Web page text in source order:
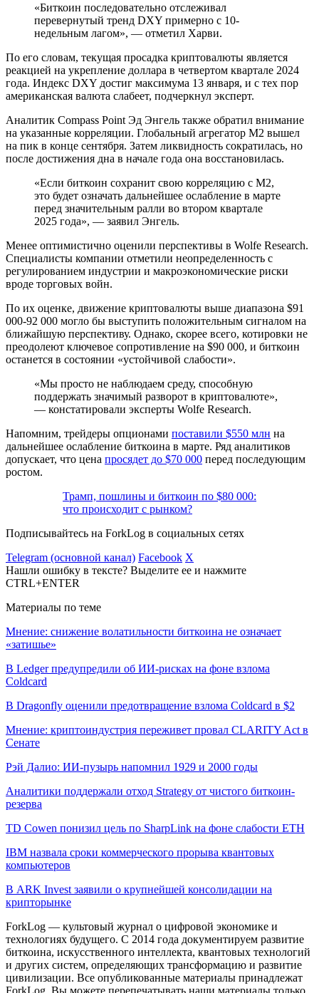
«Биткоин последовательно отслеживал
перевернутый тренд DXY примерно с 10-
недельным лагом», — отметил Харви.
По его словам, текущая просадка криптовалюты является
реакцией на укрепление доллара в четвертом квартале 2024
года. Индекс DXY достиг максимума 13 января, и с тех пор
американская валюта слабеет, подчеркнул эксперт.
Аналитик Compass Point Эд Энгель также обратил внимание
на указанные корреляции. Глобальный агрегатор М2 вышел
на пик в конце сентября. Затем ликвидность сократилась, но
после достижения дна в начале года она восстановилась.
«Если биткоин сохранит свою корреляцию с M2,
это будет означать дальнейшее ослабление в марте
перед значительным ралли во втором квартале
2025 года», — заявил Энгель.
Менее оптимистично оценили перспективы в Wolfe Research.
Специалисты компании отметили неопределенность с
регулированием индустрии и макроэкономические риски
вроде торговых войн.
По их оценке, движение криптовалюты выше диапазона $91
000-92 000 могло бы выступить положительным сигналом на
ближайшую перспективу. Однако, скорее всего, котировки не
преодолеют ключевое сопротивление на $90 000, и биткоин
останется в состоянии «устойчивой слабости».
«Мы просто не наблюдаем среду, способную
поддержать значимый разворот в криптовалюте»,
— констатировали эксперты Wolfe Research.
Напомним, трейдеры опционами поставили $550 млн на
дальнейшее ослабление биткоина в марте. Ряд аналитиков
допускает, что цена просядет до $70 000 перед последующим
ростом.
Трамп, пошлины и биткоин по $80 000:
что происходит с рынком?
Подписывайтесь на ForkLog в социальных сетях
Telegram (основной канал) Facebook X
Нашли ошибку в тексте? Выделите ее и нажмите
CTRL+ENTER
Материалы по теме
Мнение: снижение волатильности биткоина не означает
«затишье»
В Ledger предупредили об ИИ-рисках на фоне взлома
Coldcard
В Dragonfly оценили предотвращение взлома Coldcard в $2
Мнение: криптоиндустрия переживет провал CLARITY Act в
Сенате
Рэй Далио: ИИ-пузырь напомнил 1929 и 2000 годы
Аналитики поддержали отход Strategy от чистого биткоин-
резерва
TD Cowen понизил цель по SharpLink на фоне слабости ETH
IBM назвала сроки коммерческого прорыва квантовых
компьютеров
В ARK Invest заявили о крупнейшей консолидации на
крипторынке
ForkLog — культовый журнал о цифровой экономике и
технологиях будущего. С 2014 года документируем развитие
биткоина, искусственного интеллекта, квантовых технологий
и других систем, определяющих трансформацию и развитие
цивилизации. Все опубликованные материалы принадлежат
ForkLog. Вы можете перепечатывать наши материалы только